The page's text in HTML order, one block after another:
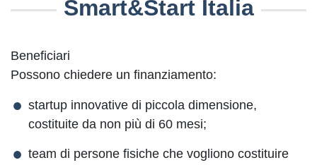
Smart&Start Italia
Beneficiari
Possono chiedere un finanziamento:
startup innovative di piccola dimensione,
costituite da non più di 60 mesi;
team di persone fisiche che vogliono costituire